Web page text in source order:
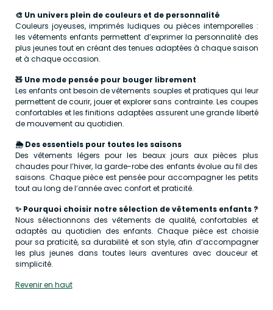
🎨 Un univers plein de couleurs et de personnalité
Couleurs joyeuses, imprimés ludiques ou pièces intemporelles :
les vêtements enfants permettent d’exprimer la personnalité des
plus jeunes tout en créant des tenues adaptées à chaque saison
et à chaque occasion.
🧸 Une mode pensée pour bouger librement
Les enfants ont besoin de vêtements souples et pratiques qui leur
permettent de courir, jouer et explorer sans contrainte. Les coupes
confortables et les finitions adaptées assurent une grande liberté
de mouvement au quotidien.
🌦️ Des essentiels pour toutes les saisons
Des vêtements légers pour les beaux jours aux pièces plus
chaudes pour l’hiver, la garde-robe des enfants évolue au fil des
saisons. Chaque pièce est pensée pour accompagner les petits
tout au long de l’année avec confort et praticité.
✨ Pourquoi choisir notre sélection de vêtements enfants ?
Nous sélectionnons des vêtements de qualité, confortables et
adaptés au quotidien des enfants. Chaque pièce est choisie
pour sa praticité, sa durabilité et son style, afin d’accompagner
les plus jeunes dans toutes leurs aventures avec douceur et
simplicité.
Revenir en haut